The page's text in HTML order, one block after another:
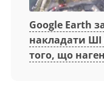
Google Earth
накладати ШІ
того, що